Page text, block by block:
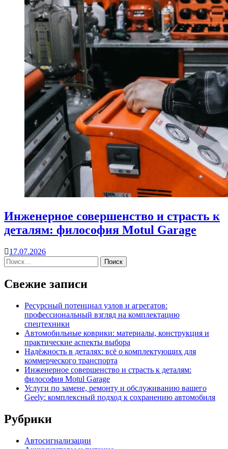
Инженерное совершенство и страсть к
деталям: философия Motul Garage
17.07.2026
Свежие записи
Ресурсный потенциал узлов и агрегатов:
профессиональный взгляд на комплектацию
спецтехники
Автомобильные коврики: материалы, конструкция и
практические аспекты выбора
Надёжность в деталях: всё о комплектующих для
коммерческого транспорта
Инженерное совершенство и страсть к деталям:
философия Motul Garage
Услуги по замене, ремонту и обслуживанию вашего
Geely: комплексный подход к сохранению автомобиля
Рубрики
Автосигнализации